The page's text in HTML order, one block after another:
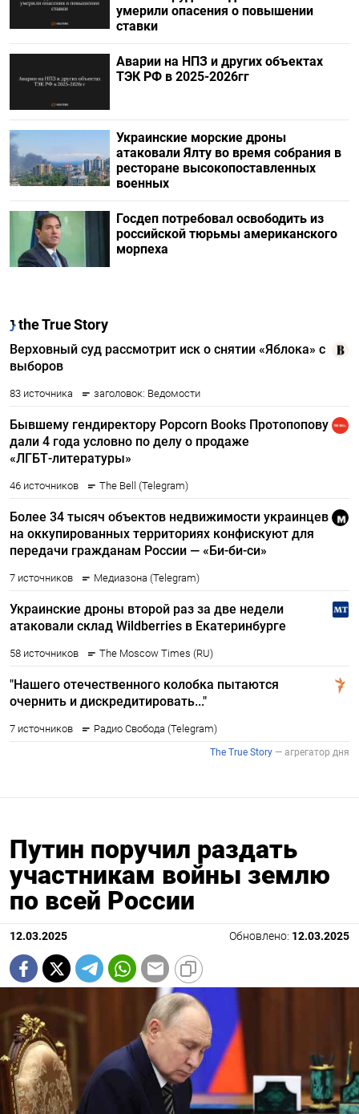
умерили опасения о повышении
ставки
Аварии на НПЗ и других объектах
ТЭК РФ в 2025-2026гг
Украинские морские дроны
атаковали Ялту во время собрания в
ресторане высокопоставленных
военных
Госдеп потребовал освободить из
российской тюрьмы американского
морпеха
Путин поручил раздать
участникам войны землю
по всей России
12.03.2025 Обновлено: 12.03.2025